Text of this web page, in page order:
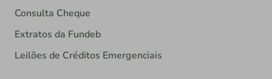
Consulta Cheque
Extratos da Fundeb
Leilões de Créditos Emergenciais